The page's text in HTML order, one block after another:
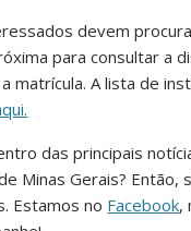
devem
para consultar a
matrícula. A lista de
das principais
Minas Gerais? Então,
Estamos no Facebook,